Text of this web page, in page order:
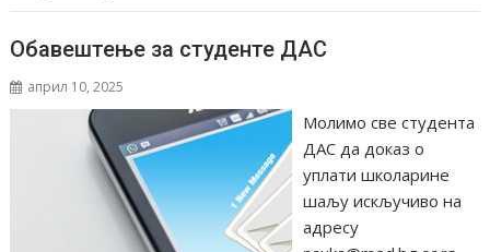
Обавештење за студенте ДАС
април 10, 2025
Moлимо све студента
ДАС да доказ о
уплати школарине
шаљу искључиво на
адресу